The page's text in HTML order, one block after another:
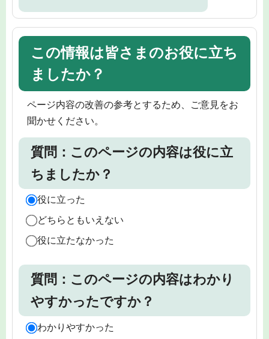
この情報は皆さまのお役に立ち
ましたか？
ページ内容の改善の参考とするため、ご意見をお
聞かせください。
質問：このページの内容は役に立
ちましたか？
役に立った
どちらともいえない
役に立たなかった
質問：このページの内容はわかり
やすかったですか？
わかりやすかった